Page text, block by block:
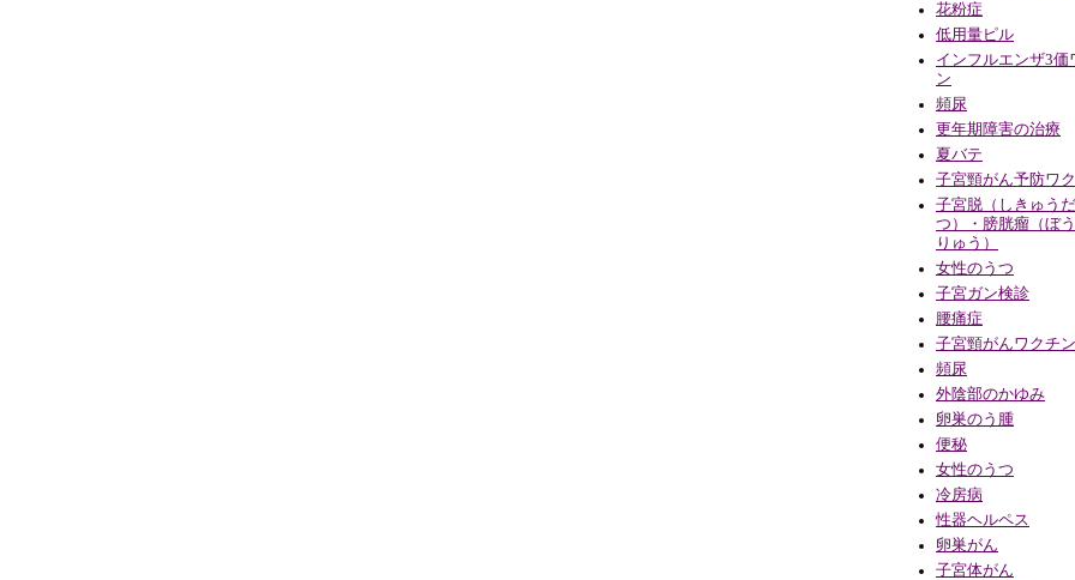
花粉症
低用量ピル
インフルエンザ3価
ン
頻尿
更年期障害の治療
夏バテ
子宮頸がん予防ワ
子宮脱（しきゅうだ
つ）・膀胱瘤（ぼ
りゅう）
女性のうつ
子宮ガン検診
腰痛症
子宮頸がんワクチン
頻尿
外陰部のかゆみ
卵巣のう腫
便秘
女性のうつ
冷房病
性器ヘルペス
卵巣がん
子宮体がん